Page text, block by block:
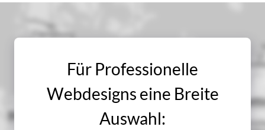
FULL SERVICE WEBAGENTUR
Für Professionelle
Webdesigns eine Breite
Auswahl: